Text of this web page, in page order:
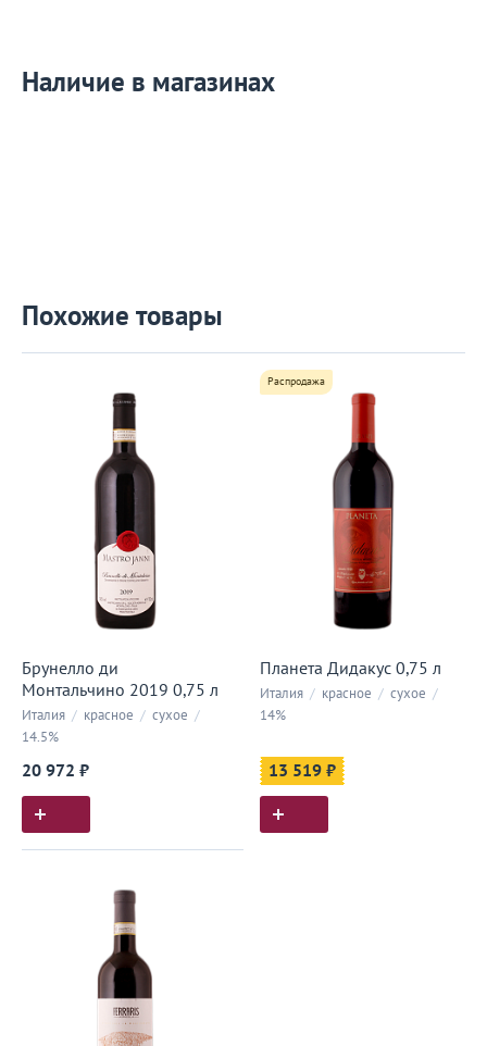
Наличие в магазинах
Похожие товары
Брунелло ди
Монтальчино 2019 0,75 л
Италия / красное / сухое /
14.5%
20 972 ₽
Распродажа
Планета Дидакус 0,75 л
Италия / красное / сухое /
14%
13 519 ₽